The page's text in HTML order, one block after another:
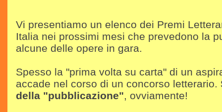
Vi presentiamo un elenco dei Premi
Italia nei prossimi mesi che prevedono la
alcune delle opere in gara.
Spesso la "prima volta su carta" di un
accade nel corso di un concorso letterario.
della "pubblicazione", ovviamente!